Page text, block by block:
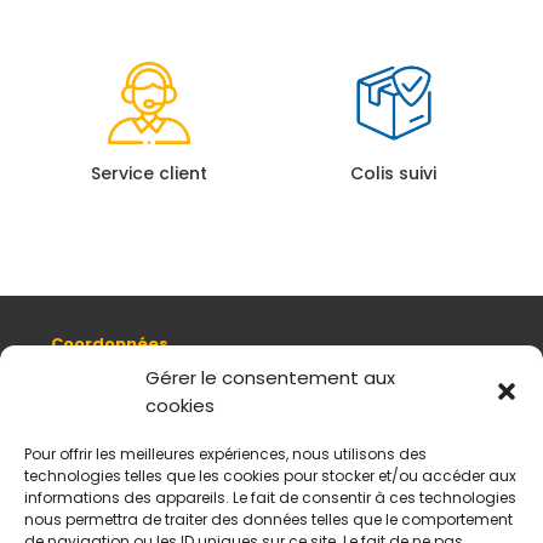
Gérer le consentement aux
cookies
Pour offrir les meilleures expériences, nous utilisons des
technologies telles que les cookies pour stocker et/ou accéder aux
informations des appareils. Le fait de consentir à ces technologies
nous permettra de traiter des données telles que le comportement
Service client Colis suivi
Coordonnées
8, quai Romain Rolland 69005 Lyon
+ 33 (0)4 78 42 55 04
Plan d'accès
Mentions légales
Politique de données personnelles